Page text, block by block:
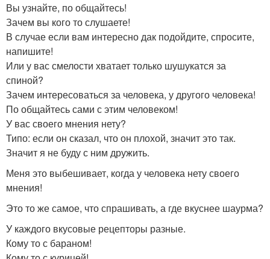
Вы узнайте, по общайтесь!
Зачем вы кого то слушаете!
В случае если вам интересно дак подойдите, спросите,
напишите!
Или у вас смелости хватает только шушукатся за
спиной?
Зачем интересоваться за человека, у другого человека!
По общайтесь сами с этим человеком!
У вас своего мнения нету?
Типо: если он сказал, что он плохой, значит это так.
Значит я не буду с ним дружить.
Меня это выбешивает, когда у человека нету своего
мнения!
Это то же самое, что спрашивать, а где вкуснее шаурма?
У каждого вкусовые рецепторы разные.
Кому то с бараном!